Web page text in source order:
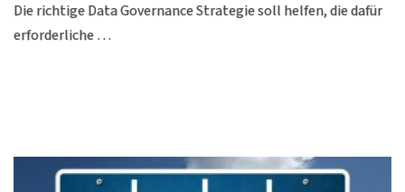
Die richtige Data Governance Strategie soll helfen, die dafür
erforderliche …